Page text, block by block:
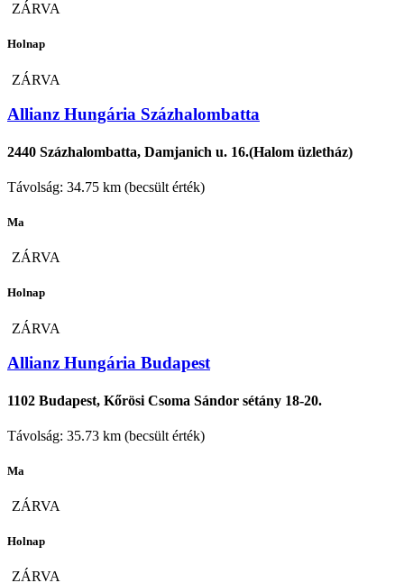
ZÁRVA
Holnap
ZÁRVA
Allianz Hungária Százhalombatta
2440 Százhalombatta, Damjanich u. 16.(Halom üzletház)
Távolság: 34.75 km (becsült érték)
Ma
ZÁRVA
Holnap
ZÁRVA
Allianz Hungária Budapest
1102 Budapest, Kőrösi Csoma Sándor sétány 18-20.
Távolság: 35.73 km (becsült érték)
Ma
ZÁRVA
Holnap
ZÁRVA